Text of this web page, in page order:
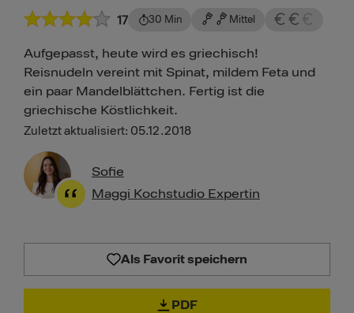
17 30 Min Mittel
Aufgepasst, heute wird es griechisch!
Reisnudeln vereint mit Spinat, mildem Feta und
ein paar Mandelblättchen. Fertig ist die
griechische Köstlichkeit.
Zuletzt aktualisiert: 05.12.2018
Sofie
Maggi Kochstudio Expertin
Als Favorit speichern
PDF